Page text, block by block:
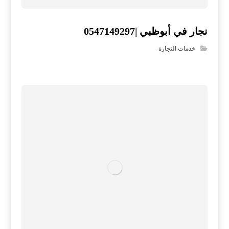
نجار في أبوظبي |0547149297
خدمات النجارة